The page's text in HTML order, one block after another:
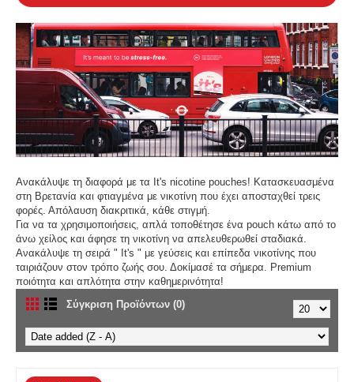
Ανακάλυψε τη διαφορά με τα It's nicotine pouches! Κατασκευασμένα
στη Βρετανία και φτιαγμένα με νικοτίνη που έχει αποσταχθεί τρεις
φορές. Απόλαυση διακριτικά, κάθε στιγμή.
Για να τα χρησιμοποιήσεις, απλά τοποθέτησε ένα pouch κάτω από το
άνω χείλος και άφησε τη νικοτίνη να απελευθερωθεί σταδιακά.
Ανακάλυψε τη σειρά " It's " με γεύσεις και επίπεδα νικοτίνης που
ταιριάζουν στον τρόπο ζωής σου. Δοκίμασέ τα σήμερα. Premium
ποιότητα και απλότητα στην καθημερινότητα!
Σύγκριση Προϊόντων (0)